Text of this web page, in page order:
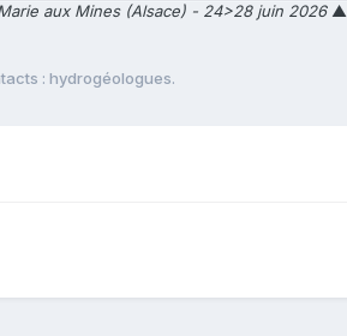
aux Mines (Alsace) - 24>28 juin 2026▲
: hydrogéologues.